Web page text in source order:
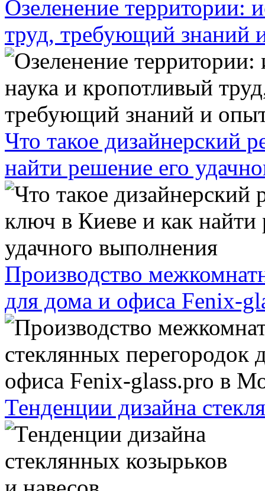
Озеленение территории:
труд, требующий знаний
Что такое дизайнерский
найти решение его
Производство
для дома и офиса Fenix-
Тенденции дизайна